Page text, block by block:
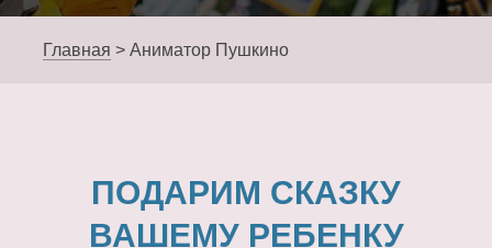
Главная > Аниматор Пушкино
ПОДАРИМ СКАЗКУ
ВАШЕМУ РЕБЕНКУ